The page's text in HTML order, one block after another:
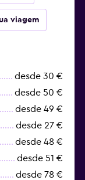
viagem
desde 30 €
desde 50 €
desde 49 €
desde 27 €
desde 48 €
desde 51 €
desde 78 €